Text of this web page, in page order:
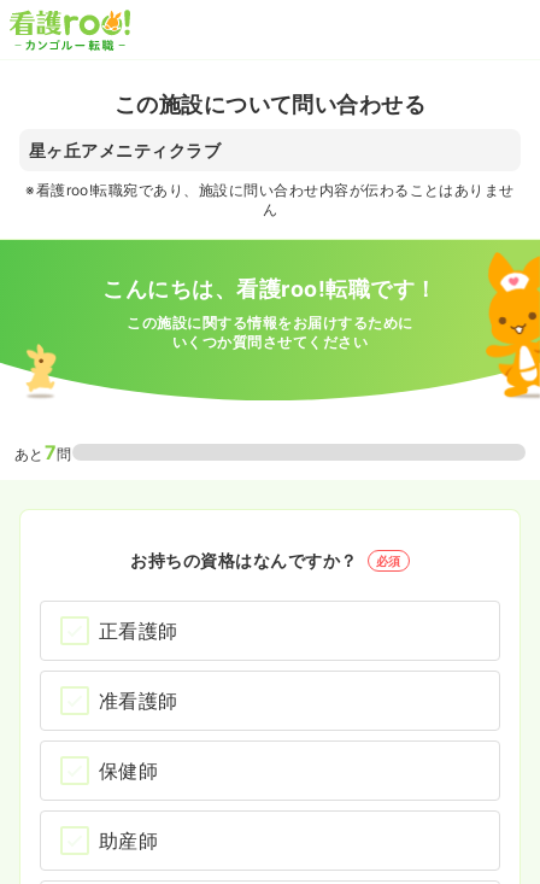
この施設について問い合わせる
星ヶ丘アメニティクラブ
※看護roo!転職宛であり、施設に問い合わせ内容が伝わることはありませ
ん
こんにちは、看護roo!転職です！
この施設に関する情報をお届けするために
いくつか質問させてください
あと 7問
お持ちの資格はなんですか？ 必須
正看護師
准看護師
保健師
助産師